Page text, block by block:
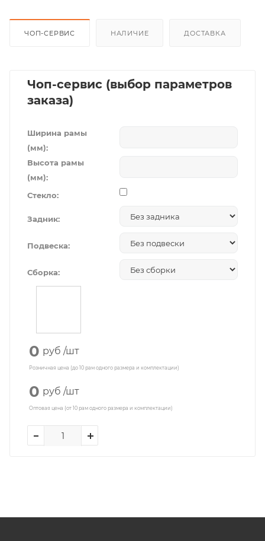
ЧОП-СЕРВИС НАЛИЧИЕ ДОСТАВКА
Чоп-сервис (выбор параметров
заказа)
Ширина рамы
(мм):
Высота рамы
(мм):
Стекло:
Задник:
Подвеска:
Сборка:
0 руб /шт
Розничная цена (до 10 рам одного размера и комплектации)
0 руб /шт
Оптовая цена (от 10 рам одного размера и комплектации)